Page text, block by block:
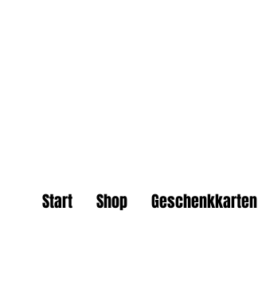
Start Shop Geschenkkarten